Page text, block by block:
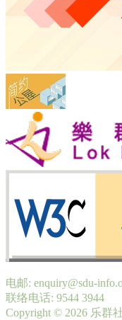
电邮: enquiry@sdu-
联络电话: 9544 3944
Copyright © 2026 乐群